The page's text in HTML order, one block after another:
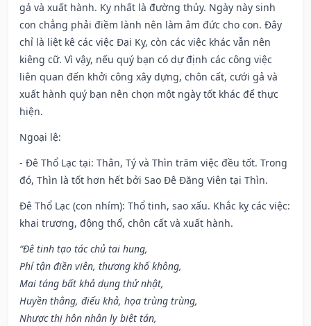
gả và xuất hành. Kỵ nhất là đường thủy. Ngày này sinh
con chẳng phải điềm lành nên làm âm đức cho con. Đây
chỉ là liệt kê các việc Đại Kỵ, còn các việc khác vẫn nên
kiêng cữ. Vì vậy, nếu quý bạn có dự định các công việc
liên quan đến khởi công xây dựng, chôn cất, cưới gả và
xuất hành quý bạn nên chọn một ngày tốt khác để thực
hiện.
Ngoại lệ:
- Đê Thổ Lạc tại: Thân, Tý và Thìn trăm việc đều tốt. Trong
đó, Thìn là tốt hơn hết bởi Sao Đê Đăng Viên tại Thìn.
Đê Thổ Lạc (con nhím): Thổ tinh, sao xấu. Khắc kỵ các việc:
khai trương, động thổ, chôn cất và xuất hành.
“Đê tinh tạo tác chủ tai hung,
Phí tận điền viên, thương khố không,
Mai táng bất khả dụng thử nhật,
Huyền thằng, điếu khả, họa trùng trùng,
Nhược thị hôn nhân ly biệt tán,